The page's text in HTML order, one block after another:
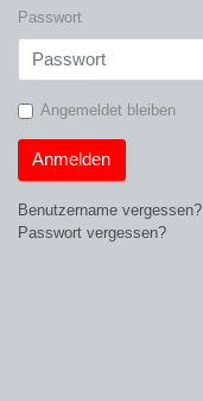
Passwort
Angemeldet bleiben
Anmelden
Benutzername vergessen?
Passwort vergessen?